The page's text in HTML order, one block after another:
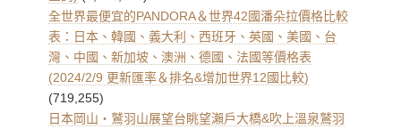
全世界最便宜的PANDORA＆世界42國潘朵拉價格比較
表：日本、韓國、義大利、西班牙、英國、美國、台
灣、中國、新加坡、澳洲、德國、法國等價格表
(2024/2/9 更新匯率＆排名&增加世界12國比較)
(719,255)
日本岡山・鷲羽山展望台眺望瀨戶大橋&吹上溫泉鷲羽